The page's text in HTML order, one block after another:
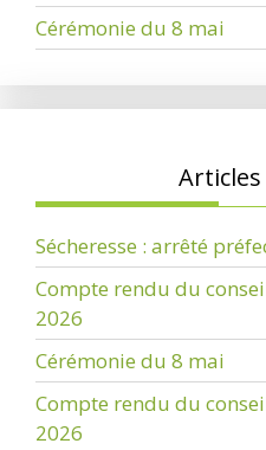
Cérémonie du 8 mai
Sécheresse : arrêté
Compte rendu du
2026
Cérémonie du 8 mai
Compte rendu du
2026